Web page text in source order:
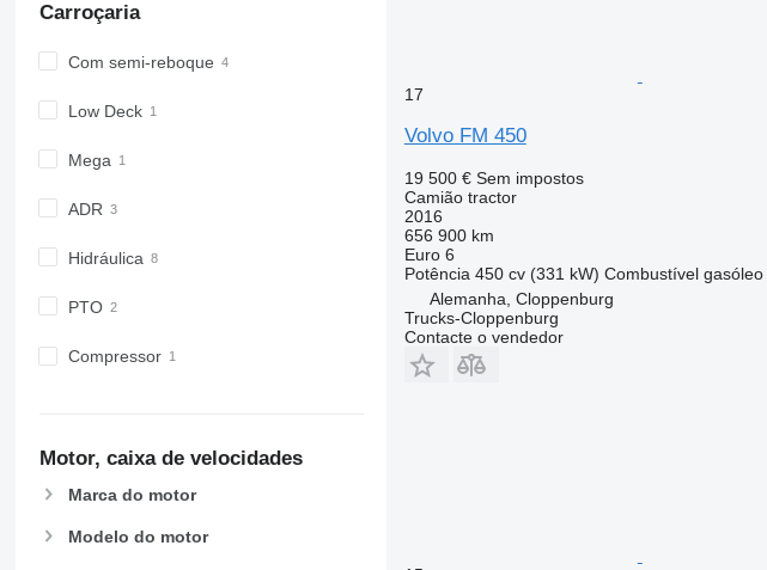
Carroçaria
Com semi-reboque
Low Deck
Mega
ADR
Hidráulica
PTO
Compressor
Motor, caixa de velocidades
Marca do motor
Modelo do motor
17
Volvo FM 450
19 500 € Sem impostos
Camião tractor
2016
656 900 km
Euro 6
Potência 450 cv (331 kW) Combustível gasóleo
Alemanha, Cloppenburg
Trucks-Cloppenburg
Contacte o vendedor